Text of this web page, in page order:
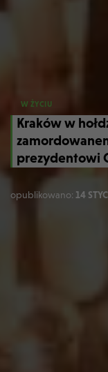
W ŻYCIU
Kraków w
prezydentowi
opublikowano: 14